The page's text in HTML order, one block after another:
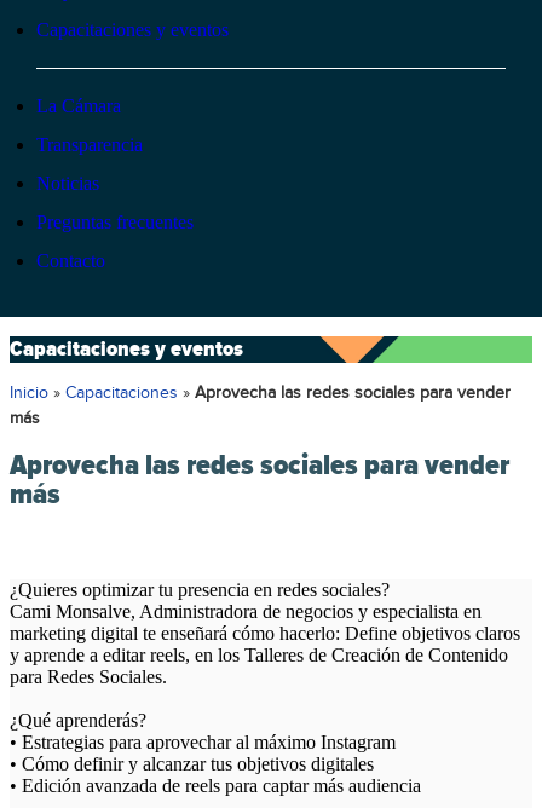
Capacitaciones y eventos
La Cámara
Transparencia
Noticias
Preguntas frecuentes
Contacto
Capacitaciones y eventos
Inicio » Capacitaciones » Aprovecha las redes sociales para vender
más
Aprovecha las redes sociales para vender
más
¿Quieres optimizar tu presencia en redes sociales?
Cami Monsalve, Administradora de negocios y especialista en
marketing digital te enseñará cómo hacerlo: Define objetivos claros
y aprende a editar reels, en los Talleres de Creación de Contenido
para Redes Sociales.
¿Qué aprenderás?
• Estrategias para aprovechar al máximo Instagram
• Cómo definir y alcanzar tus objetivos digitales
• Edición avanzada de reels para captar más audiencia